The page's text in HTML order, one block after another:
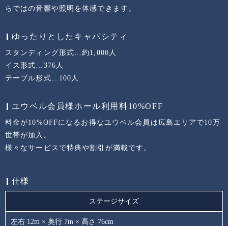
らではの音響や照明を体感できます。
ゆったりとしたキャパシティ
スタンディング形式…約1,000人
イス形式…376人
テーブル形式…100人
ユウベル会員様ホール利用料10%OFF
料金が10%OFFになるお得なユウベル会員は広島エリアで10万
世帯が加入。
様々なサービスで特典や割引が満載です。
仕様
ステージサイズ
左右 12m × 奥行 7m × 高さ 76cm